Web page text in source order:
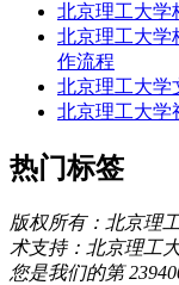
北京理工大学
北京理工大学
作流程
北京理工大学
北京理工大学
热门标签
版权所有：北京理
术支持：北京理工
您是我们的第